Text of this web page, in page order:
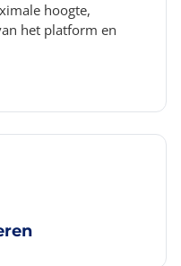
hoogte,
het platform en